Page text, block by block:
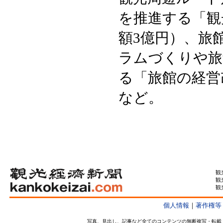
を推進する「
額3億円）、旅
ラムづくりや
る「旅館の経
など。
観
観
観
個人情報 ｜ 著作権等
写真、見出し、記事など全てのコンテンツの無断複写・転